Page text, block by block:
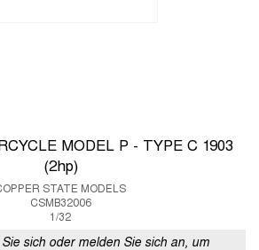
MODEL P - TYPE C 1903
(2hp)
STATE MODELS
CSMB32006
1/32
sich oder melden Sie sich an, um